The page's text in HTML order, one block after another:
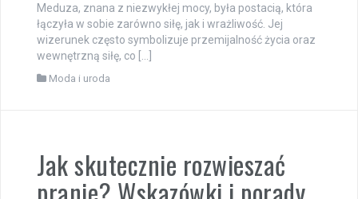
Meduza, znana z niezwykłej mocy, była postacią, która
łączyła w sobie zarówno siłę, jak i wrażliwość. Jej
wizerunek często symbolizuje przemijalność życia oraz
wewnętrzną siłę, co […]
Moda i uroda
Jak skutecznie rozwieszać